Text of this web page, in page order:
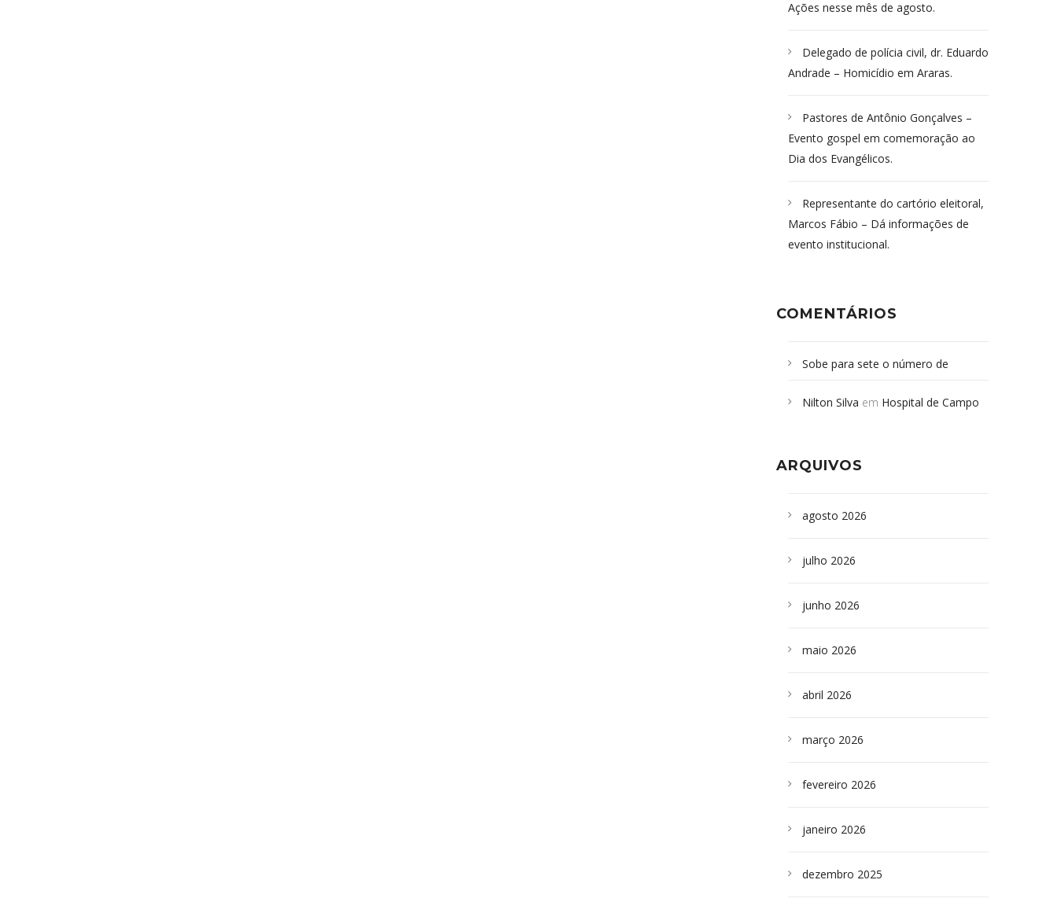
Ações nesse mês de agosto.
Delegado de polícia civil, dr. Eduardo
Andrade – Homicídio em Araras.
Pastores de Antônio Gonçalves –
Evento gospel em comemoração ao
Dia dos Evangélicos.
Representante do cartório eleitoral,
Marcos Fábio – Dá informações de
evento institucional.
COMENTÁRIOS
Sobe para sete o número de
desabamento em São Paulo - Revista
sepultados em SP
Nilton Silva em Hospital de Campo
ARQUIVOS
agosto 2026
julho 2026
junho 2026
maio 2026
abril 2026
março 2026
fevereiro 2026
janeiro 2026
dezembro 2025